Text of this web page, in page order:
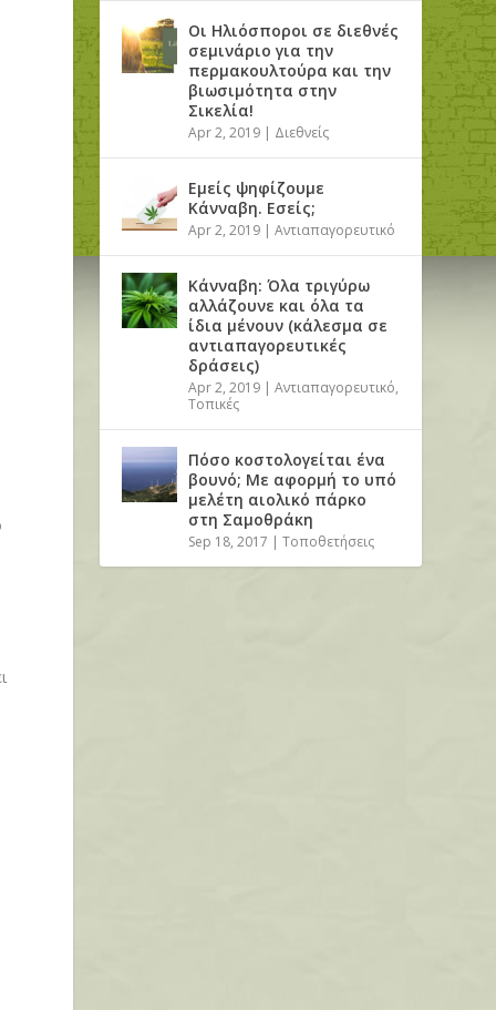
Οι Ηλιόσποροι σε διεθνές
σεμινάριο για την
περμακουλτούρα και την
βιωσιμότητα στην
Σικελία!
Apr 2, 2019 | Διεθνείς
Εμείς ψηφίζουμε
Κάνναβη. Εσείς;
Apr 2, 2019 |Αντιαπαγορευτικό
Κάνναβη: Όλα τριγύρω
αλλάζουνε και όλα τα
ίδια μένουν (κάλεσμα σε
αντιαπαγορευτικές
δράσεις)
Apr 2, 2019 |Αντιαπαγορευτικό,
Τοπικές
Πόσο κοστολογείται ένα
βουνό; Με αφορμή το υπό
μελέτη αιολικό πάρκο
στη Σαμοθράκη
Sep 18, 2017 |Τοποθετήσεις